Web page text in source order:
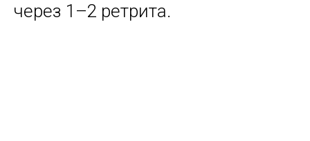
через 1–2 ретрита.